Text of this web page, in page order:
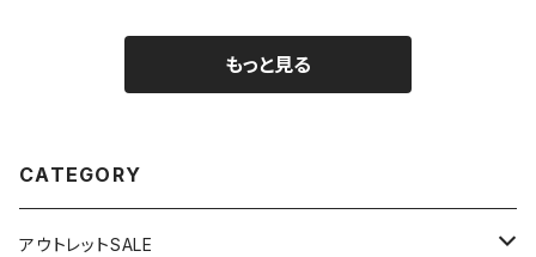
もっと見る
CATEGORY
アウトレットSALE